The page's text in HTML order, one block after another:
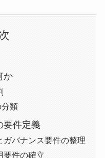
か
類
要件定義
ガバナンス要件の整理
要件の確立